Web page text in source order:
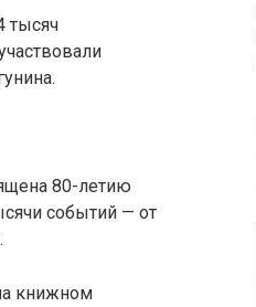
тысяч
80-летию
событий — от
книжном